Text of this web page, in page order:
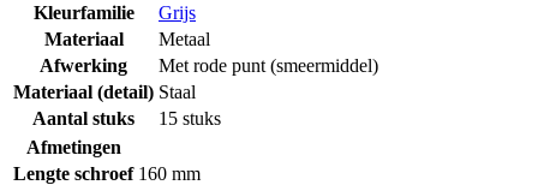
Kleurfamilie
Grijs
Materiaal
Metaal
Afwerking
Met rode punt (smeermiddel)
Materiaal (detail) Staal
Aantal stuks
15 stuks
Afmetingen
Lengte schroef 160 mm